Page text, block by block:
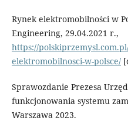
Rynek elektromobilności w
Engineering, 29.04.2021 r.,
https://
elektromobilnosci-w-polsce/
Sprawozdanie Prezesa
funkcjonowania systemu
Warszawa 2023.